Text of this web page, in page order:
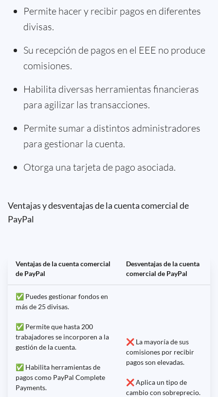
Permite hacer y recibir pagos en diferentes
divisas.
Su recepción de pagos en el EEE no produce
comisiones.
Habilita diversas herramientas financieras
para agilizar las transacciones.
Permite sumar a distintos administradores
para gestionar la cuenta.
Otorga una tarjeta de pago asociada.
Ventajas y desventajas de la cuenta comercial de
PayPal
Ventajas de la cuenta comercial
de PayPal
Desventajas de la cuenta
comercial de PayPal
✅ Puedes gestionar fondos en
más de 25 divisas.
✅ Permite que hasta 200
trabajadores se incorporen a la
gestión de la cuenta.
✅ Habilita herramientas de
pagos como PayPal Complete
Payments.
❌ La mayoría de sus
comisiones por recibir
pagos son elevadas.
❌ Aplica un tipo de
cambio con sobreprecio.